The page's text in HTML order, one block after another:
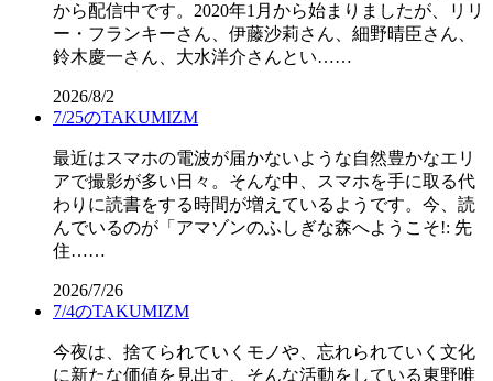
から配信中です。2020年1月から始まりましたが、リリ
ー・フランキーさん、伊藤沙莉さん、細野晴臣さん、
鈴木慶一さん、大水洋介さんとい……
2026/8/2
7/25のTAKUMIZM
最近はスマホの電波が届かないような自然豊かなエリ
アで撮影が多い日々。そんな中、スマホを手に取る代
わりに読書をする時間が増えているようです。今、読
んでいるのが「アマゾンのふしぎな森へようこそ!: 先
住……
2026/7/26
7/4のTAKUMIZM
今夜は、捨てられていくモノや、忘れられていく文化
に新たな価値を見出す、そんな活動をしている東野唯